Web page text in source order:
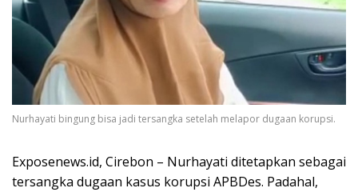
Nurhayati bingung bisa jadi tersangka setelah melapor dugaan korupsi.
Exposenews.id, Cirebon – Nurhayati ditetapkan sebagai
tersangka dugaan kasus korupsi APBDes. Padahal,